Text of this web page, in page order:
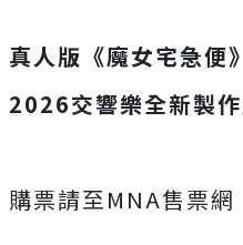
真人版《魔女宅急便
2026交響樂全新製
購票請至MNA售票網